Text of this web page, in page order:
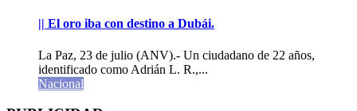
|| El oro iba con destino a Dubái.
La Paz, 23 de julio (ANV).- Un ciudadano de 22 años,
identificado como Adrián L. R.,...
Nacional